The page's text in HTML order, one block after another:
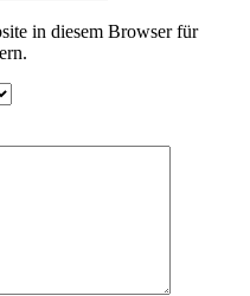
in diesem Browser für